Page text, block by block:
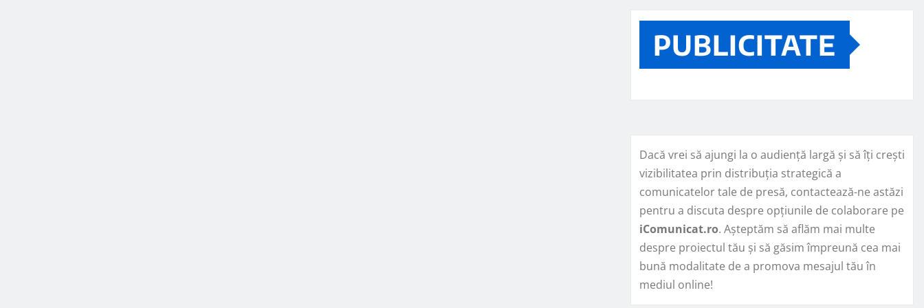
PUBLICITATE
Dacă vrei să ajungi la o audiență largă și să îți crești
vizibilitatea prin distribuția strategică a
comunicatelor tale de presă, contactează-ne astăzi
pentru a discuta despre opțiunile de colaborare pe
iComunicat.ro. Așteptăm să aflăm mai multe
despre proiectul tău și să găsim împreună cea mai
bună modalitate de a promova mesajul tău în
mediul online!